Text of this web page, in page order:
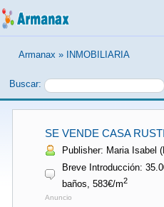
Armanax » INMOBILIARIA
Buscar:
SE VENDE CASA
Publisher: Maria Isabel
Breve Introducción:
baños, 583€/m2
Anuncio